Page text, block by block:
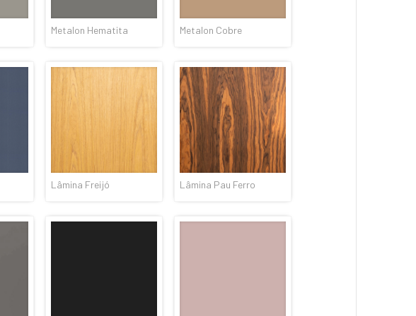
Metalon Hematita Metalon Cobre
Lâmina Freijó Lâmina Pau Ferro